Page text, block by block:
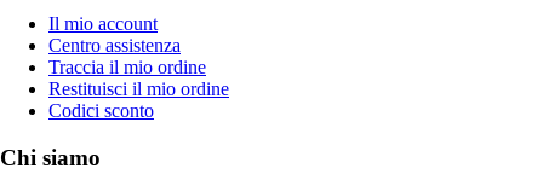
Il mio account
Centro assistenza
Traccia il mio ordine
Restituisci il mio ordine
Codici sconto
Chi siamo